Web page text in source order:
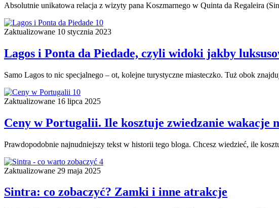
Absolutnie unikatowa relacja z wizyty pana Koszmarnego w Quinta da Regaleira
10
Zaktualizowane 10 stycznia 2023
Lagos i Ponta da Piedade, czyli widoki jakby
Samo Lagos to nic specjalnego – ot, kolejne turystyczne miasteczko. Tuż obok
10
Zaktualizowane 16 lipca 2025
Ceny w Portugalii. Ile kosztuje zwiedzanie wakacje
Prawdopodobnie najnudniejszy tekst w historii tego bloga. Chcesz wiedzieć, ile
4
Zaktualizowane 29 maja 2025
Sintra: co zobaczyć? Zamki i inne atrakcje